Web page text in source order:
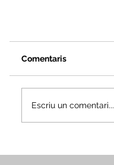
Comentaris
Escriu un comentari...